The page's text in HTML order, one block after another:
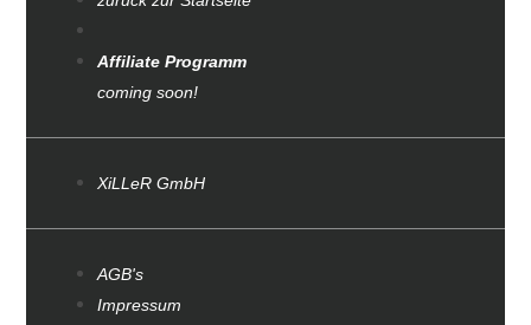
Affiliate Programm
coming soon!
XiLLeR GmbH
AGB's
Impressum